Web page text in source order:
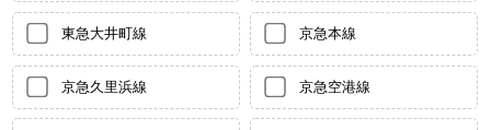
東急大井町線 京急本線
京急久里浜線 京急空港線